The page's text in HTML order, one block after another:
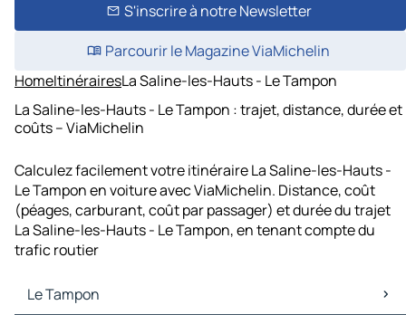
S'inscrire à notre Newsletter
Parcourir le Magazine ViaMichelin
HomeItinérairesLa Saline-les-Hauts - Le Tampon
La Saline-les-Hauts - Le Tampon : trajet, distance, durée et
coûts – ViaMichelin
Calculez facilement votre itinéraire La Saline-les-Hauts -
Le Tampon en voiture avec ViaMichelin. Distance, coût
(péages, carburant, coût par passager) et durée du trajet
La Saline-les-Hauts - Le Tampon, en tenant compte du
trafic routier
Le Tampon